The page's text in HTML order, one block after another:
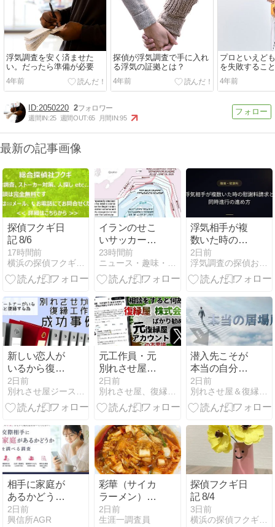
浮気調査を安く済ませた
い。だったら準備が必要
4年前
探偵が浮気調査で手に入れ
る浮気の証拠とは？
4年前
プロといえど
を失敗するこ
4年前
2050220 2
週間IN:25 週間OUT:65 月間IN:95
最新の記事画像
探偵フクギ日
記 8/6
17時間前
横浜の探偵フクギ日記
イランのせこ
いサッカー風
外交とトラン
プのビジネス
外交
23時間前
ニュース・趣味・ギャンブル VS GCI
浮気相手が複
数いた時の慰
謝料請求と同
時進行の進め
方
2日前
浮気調査の探偵おすすめ19社を比較【2026年最新】
新しい恋人が
いるから復縁
できないとは
限らない。本
当に確認すべ
「新しい恋愛
が始まった理
由」でした。
2日前
別れさせ屋ジースタイルの新人教育ブログ
元工作員・元
別れさせ屋を
名乗る人が復
縁屋株式会社
を紹介する理
確認したい判
断基準
2日前
別れさせ屋、復縁屋ジースタイル怒り心頭ブログ
潜入先こそが
本当の自分の
居場所かもし
れない。
2日前
別れさせ屋＆復縁屋ジースタイルのスタッフブログ
相手に家庭が
あるかどうか
を調べる
2日前
興信所AGR
彩華（サイカ
ラーメン）で
スタミナアッ
プを目論む探
2日前
生涯一調査員
探偵フクギ日
記 8/4
3日前
横浜の探偵フクギ日記